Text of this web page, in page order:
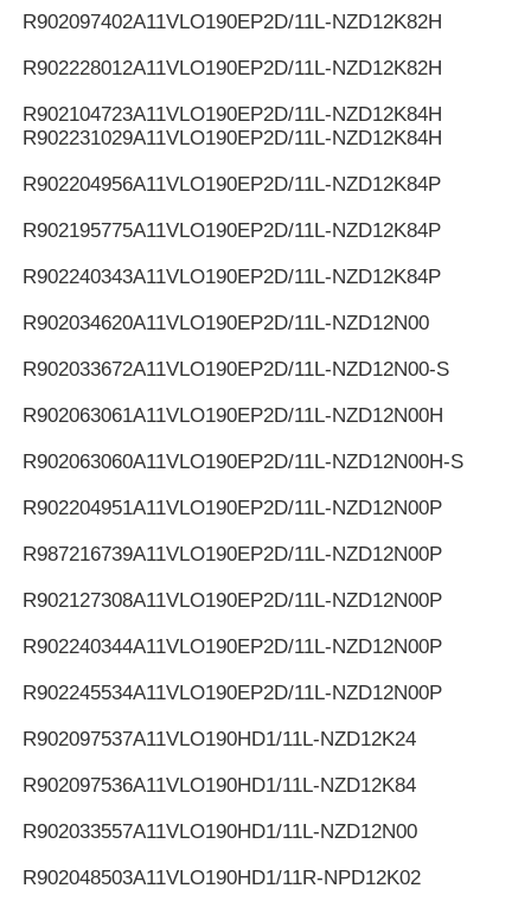
R902097402A11VLO190EP2D/11L-NZD12K82H
R902228012A11VLO190EP2D/11L-NZD12K82H
R902104723A11VLO190EP2D/11L-NZD12K84H
R902231029A11VLO190EP2D/11L-NZD12K84H
R902204956A11VLO190EP2D/11L-NZD12K84P
R902195775A11VLO190EP2D/11L-NZD12K84P
R902240343A11VLO190EP2D/11L-NZD12K84P
R902034620A11VLO190EP2D/11L-NZD12N00
R902033672A11VLO190EP2D/11L-NZD12N00-S
R902063061A11VLO190EP2D/11L-NZD12N00H
R902063060A11VLO190EP2D/11L-NZD12N00H-S
R902204951A11VLO190EP2D/11L-NZD12N00P
R987216739A11VLO190EP2D/11L-NZD12N00P
R902127308A11VLO190EP2D/11L-NZD12N00P
R902240344A11VLO190EP2D/11L-NZD12N00P
R902245534A11VLO190EP2D/11L-NZD12N00P
R902097537A11VLO190HD1/11L-NZD12K24
R902097536A11VLO190HD1/11L-NZD12K84
R902033557A11VLO190HD1/11L-NZD12N00
R902048503A11VLO190HD1/11R-NPD12K02